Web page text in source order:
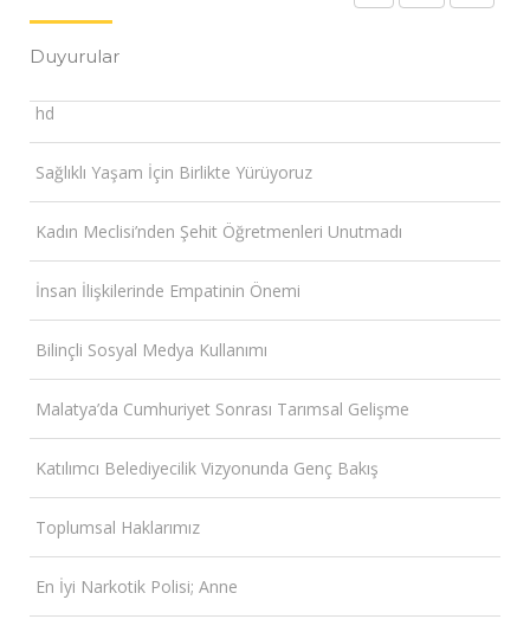
Duyurular
hd
Sağlıklı Yaşam İçin Birlikte Yürüyoruz
Kadın Meclisi’nden Şehit Öğretmenleri Unutmadı
İnsan İlişkilerinde Empatinin Önemi
Bilinçli Sosyal Medya Kullanımı
Malatya’da Cumhuriyet Sonrası Tarımsal Gelişme
Katılımcı Belediyecilik Vizyonunda Genç Bakış
Toplumsal Haklarımız
En İyi Narkotik Polisi; Anne